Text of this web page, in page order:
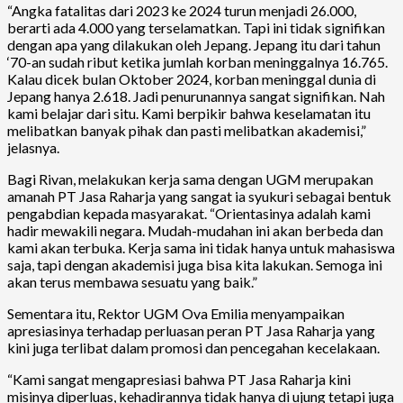
“Angka fatalitas dari 2023 ke 2024 turun menjadi 26.000,
berarti ada 4.000 yang terselamatkan. Tapi ini tidak signifikan
dengan apa yang dilakukan oleh Jepang. Jepang itu dari tahun
‘70-an sudah ribut ketika jumlah korban meninggalnya 16.765.
Kalau dicek bulan Oktober 2024, korban meninggal dunia di
Jepang hanya 2.618. Jadi penurunannya sangat signifikan. Nah
kami belajar dari situ. Kami berpikir bahwa keselamatan itu
melibatkan banyak pihak dan pasti melibatkan akademisi,”
jelasnya.
Bagi Rivan, melakukan kerja sama dengan UGM merupakan
amanah PT Jasa Raharja yang sangat ia syukuri sebagai bentuk
pengabdian kepada masyarakat. “Orientasinya adalah kami
hadir mewakili negara. Mudah-mudahan ini akan berbeda dan
kami akan terbuka. Kerja sama ini tidak hanya untuk mahasiswa
saja, tapi dengan akademisi juga bisa kita lakukan. Semoga ini
akan terus membawa sesuatu yang baik.”
Sementara itu, Rektor UGM Ova Emilia menyampaikan
apresiasinya terhadap perluasan peran PT Jasa Raharja yang
kini juga terlibat dalam promosi dan pencegahan kecelakaan.
“Kami sangat mengapresiasi bahwa PT Jasa Raharja kini
misinya diperluas, kehadirannya tidak hanya di ujung tetapi juga